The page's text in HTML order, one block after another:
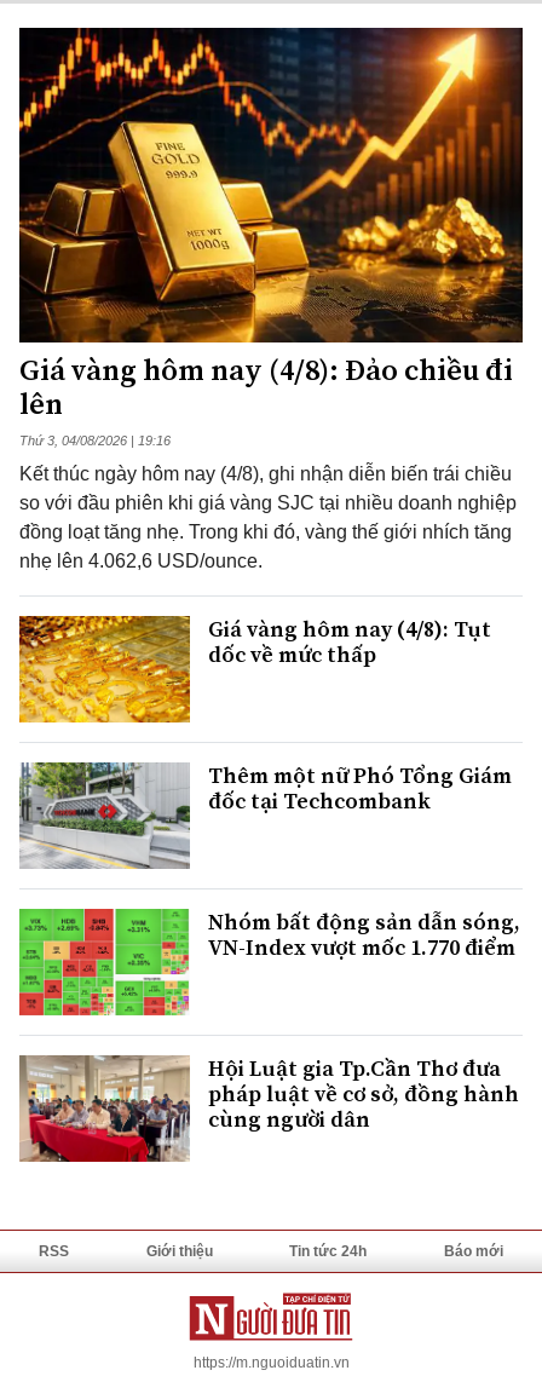
Giá vàng hôm nay (4/8): Đảo chiều đi
lên
Thứ 3, 04/08/2026 | 19:16
Kết thúc ngày hôm nay (4/8), ghi nhận diễn biến trái chiều
so với đầu phiên khi giá vàng SJC tại nhiều doanh nghiệp
đồng loạt tăng nhẹ. Trong khi đó, vàng thế giới nhích tăng
nhẹ lên 4.062,6 USD/ounce.
Giá vàng hôm nay (4/8): Tụt
dốc về mức thấp
Thêm một nữ Phó Tổng Giám
đốc tại Techcombank
Nhóm bất động sản dẫn sóng,
VN-Index vượt mốc 1.770 điểm
Hội Luật gia Tp.Cần Thơ đưa
pháp luật về cơ sở, đồng hành
cùng người dân
RSS Giới thiệu Tin tức 24h Báo mới
https://m.nguoiduatin.vn